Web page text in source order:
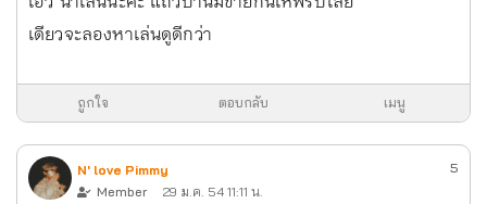
เดียวจะลองหาเล่นดูดีกว่า
ถูกใจ ตอบกลับ เมนู
N' love Pimmy
Member
29 ม.ค. 54 11:11 น.
5